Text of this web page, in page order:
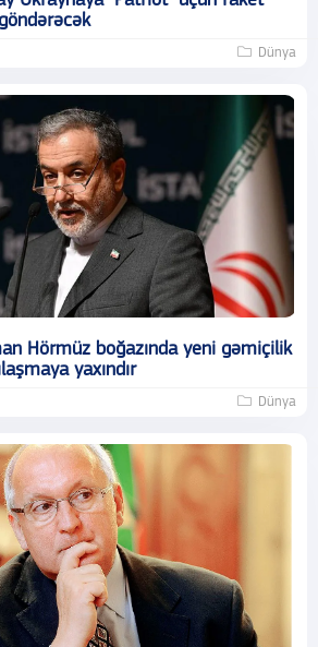
Dünya
Hörmüz boğazında yeni gəmiçilik
yaxındır
Dünya